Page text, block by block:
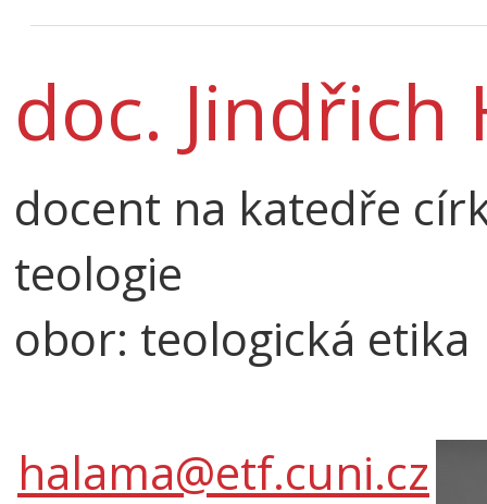
doc. Jindřich
docent na katedře
teologie
obor: teologická etika
halama@etf.cuni.cz